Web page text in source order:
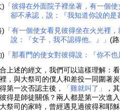
) 「彼得在外面院子裡坐著，有一個
不承認，說：『我知道你說的是
) 「有一個使女看見彼得坐在火光裡
：『女子，我不認得他。』」(
) 「那看門的使女對彼得說：『你不
上述的經文，我們可以這樣理解：
，與大祭司的僕人和差役一同圍著
第一次否認主後，
「雞就叫了」
，
得是師徒關係？兩人都是第一次進
祭司的家時，曾經遇見過彼得和耶穌